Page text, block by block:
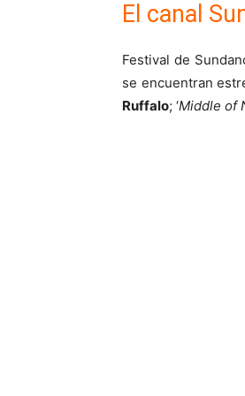
El canal
Festival de
se encuentran
Ruffalo; ‘Middle of